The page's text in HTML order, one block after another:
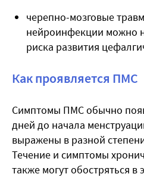
черепно-мозговые
нейроинфекции можно
риска развития
Как проявляется ПМС
Симптомы ПМС обычно
дней до начала
выражены в разной
Течение и симптомы
также могут обостряться в